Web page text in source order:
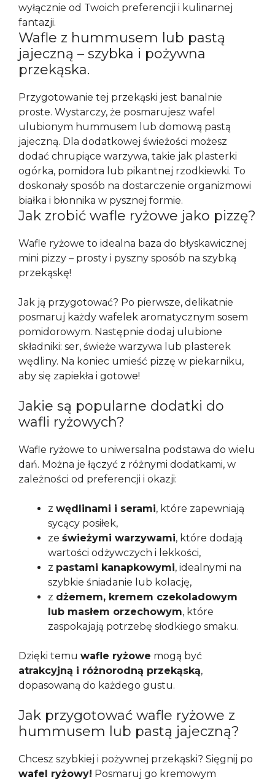
wyłącznie od Twoich preferencji i kulinarnej
fantazji.
Wafle z hummusem lub pastą
jajeczną – szybka i pożywna
przekąska.
Przygotowanie tej przekąski jest banalnie
proste. Wystarczy, że posmarujesz wafel
ulubionym hummusem lub domową pastą
jajeczną. Dla dodatkowej świeżości możesz
dodać chrupiące warzywa, takie jak plasterki
ogórka, pomidora lub pikantnej rzodkiewki. To
doskonały sposób na dostarczenie organizmowi
białka i błonnika w pysznej formie.
Jak zrobić wafle ryżowe jako pizzę?
Wafle ryżowe to idealna baza do błyskawicznej
mini pizzy – prosty i pyszny sposób na szybką
przekąskę!
Jak ją przygotować? Po pierwsze, delikatnie
posmaruj każdy wafelek aromatycznym sosem
pomidorowym. Następnie dodaj ulubione
składniki: ser, świeże warzywa lub plasterek
wędliny. Na koniec umieść pizzę w piekarniku,
aby się zapiekła i gotowe!
Jakie są popularne dodatki do
wafli ryżowych?
Wafle ryżowe to uniwersalna podstawa do wielu
dań. Można je łączyć z różnymi dodatkami, w
zależności od preferencji i okazji:
z wędlinami i serami, które zapewniają
sycący posiłek,
ze świeżymi warzywami, które dodają
wartości odżywczych i lekkości,
z pastami kanapkowymi, idealnymi na
szybkie śniadanie lub kolację,
z dżemem, kremem czekoladowym
lub masłem orzechowym, które
zaspokajają potrzebę słodkiego smaku.
Dzięki temu wafle ryżowe mogą być
atrakcyjną i różnorodną przekąską,
dopasowaną do każdego gustu.
Jak przygotować wafle ryżowe z
hummusem lub pastą jajeczną?
Chcesz szybkiej i pożywnej przekąski? Sięgnij po
wafel ryżowy! Posmaruj go kremowym